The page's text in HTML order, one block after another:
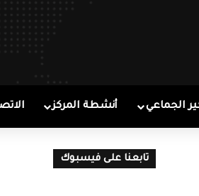
الجماعي أنشطة المركز
تابعنا على فيسبوك